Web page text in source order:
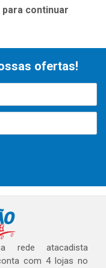
continuar
ofertas!
rede atacadista
com 4 lojas no